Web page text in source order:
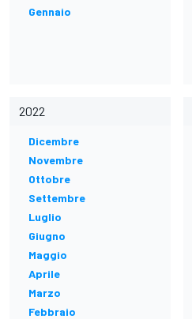
Gennaio
2022
Dicembre
Novembre
Ottobre
Settembre
Luglio
Giugno
Maggio
Aprile
Marzo
Febbraio